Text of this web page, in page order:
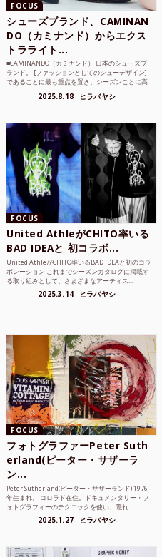
FOCUS
シューズブランド、CAMINAN
DO（カミナンド）からエクス
トラライト...
■CAMINANDO（カミナンド） 日本のシューズブ
ランド。 [ファッションとしてのシューデザイン]
であることに最も重点を置き、シーズンごとに高
2025.8.18 ヒラバヤシ
FOCUS
United AthleがCHITO率いる
BAD IDEAと 初コラボ...
United AthleがCHITO率いるBAD IDEAと初のコラ
ボレーション これまでシーズンカタログに掲載す
る取り組みとして、さまざまなアーティス...
2025.3.14 ヒラバヤシ
FOCUS
フォトグラファーPeter Suth
erland(ピーター・サザーラ
ン...
Peter Sutherland(ピーター・サザーランド) 1976
年生まれ。 コロラド在住。ドキュメンタリー・フ
ォトグラフィーのテクニックを使い、隠れ...
2025.1.27 ヒラバヤシ